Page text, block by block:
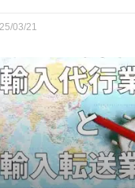
03/21